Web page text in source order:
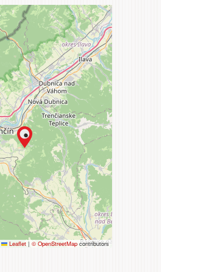
Leaflet | © OpenStreetMap contributors